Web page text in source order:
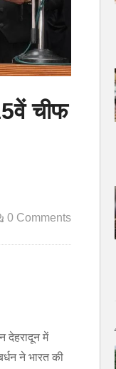
चीफ
0 Comments
देहरादून में
ने भारत की